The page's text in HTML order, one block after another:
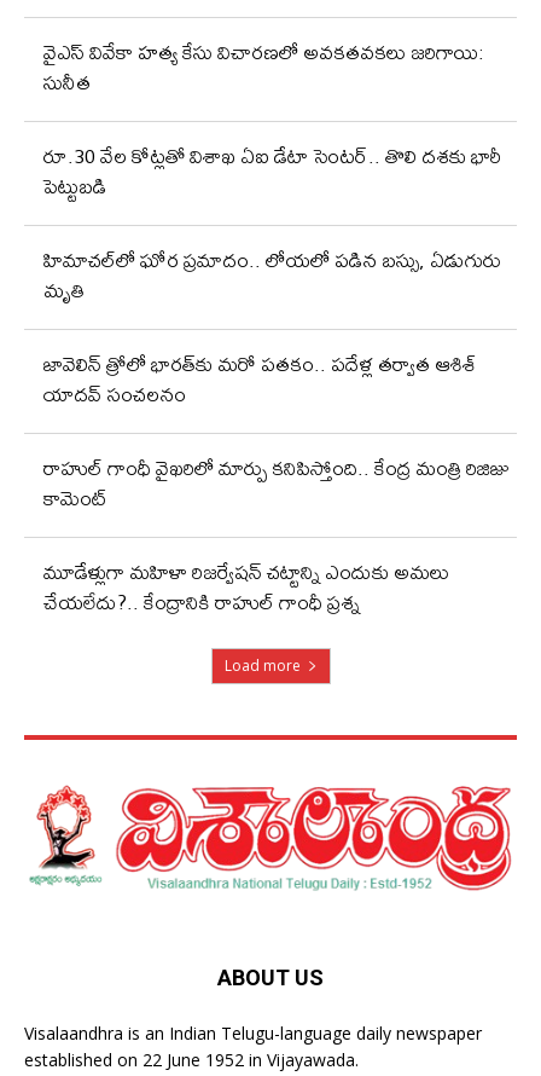
వైఎస్ వివేకా హత్య కేసు విచారణలో అవకతవకలు జరిగాయి:
సునీత
రూ.30 వేల కోట్లతో విశాఖ ఏఐ డేటా సెంటర్‌.. తొలి దశకు భారీ
పెట్టుబడి
హిమాచల్‌లో ఘోర ప్రమాదం.. లోయలో పడిన బస్సు, ఏడుగురు
మృతి
జావెలిన్‌ త్రోలో భారత్‌కు మరో పతకం.. పదేళ్ల తర్వాత ఆశిశ్‌
యాదవ్‌ సంచలనం
రాహుల్‌ గాంధీ వైఖరిలో మార్పు కనిపిస్తోంది.. కేంద్ర మంత్రి రిజిజు
కామెంట్‌
మూడేళ్లుగా మహిళా రిజర్వేషన్ చట్టాన్ని ఎందుకు అమలు
చేయలేదు?.. కేంద్రానికి రాహుల్‌ గాంధీ ప్రశ్న
Load more
ABOUT US
Visalaandhra is an Indian Telugu-language daily newspaper
established on 22 June 1952 in Vijayawada.